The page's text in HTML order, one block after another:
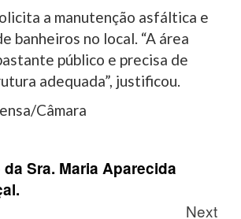
a manutenção asfáltica e
banheiros no local. “A área
público e precisa de
adequada”, justificou.
Câmara
Sra. Maria Aparecida
Next